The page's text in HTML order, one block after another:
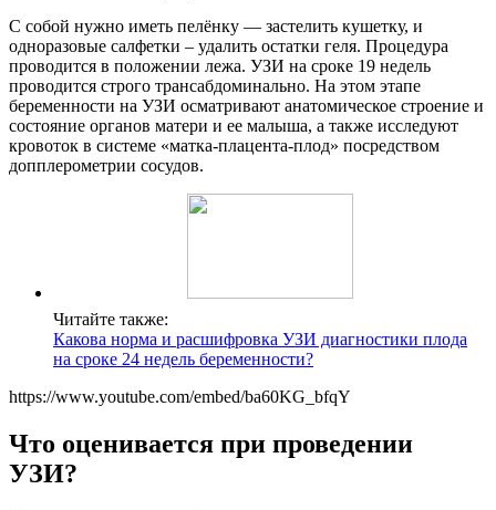
С собой нужно иметь пелёнку — застелить кушетку, и
одноразовые салфетки – удалить остатки геля. Процедура
проводится в положении лежа. УЗИ на сроке 19 недель
проводится строго трансабдоминально. На этом этапе
беременности на УЗИ осматривают анатомическое строение и
состояние органов матери и ее малыша, а также исследуют
кровоток в системе «матка-плацента-плод» посредством
допплерометрии сосудов.
Читайте также:
Какова норма и расшифровка УЗИ диагностики плода
на сроке 24 недель беременности?
https://www.youtube.com/embed/ba60KG_bfqY
Что оценивается при проведении
УЗИ?